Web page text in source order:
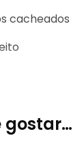
cacheados
gostar…